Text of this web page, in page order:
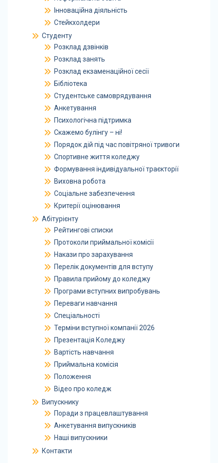
Інноваційна діяльність
Стейкхолдери
Студенту
Розклад дзвінків
Розклад занять
Розклад екзаменаційної сесії
Бібліотека
Студентське самоврядування
Анкетування
Психологічна підтримка
Скажемо булінгу – ні!
Порядок дій під час повітряної тривоги
Спортивне життя коледжу
Формування індивідуальної траєкторії
Виховна робота
Соціальне забезпечення
Критерії оцінювання
Абітурієнту
Рейтингові списки
Протоколи приймальної комісії
Накази про зарахування
Перелік документів для вступу
Правила прийому до коледжу
Програми вступних випробувань
Переваги навчання
Спеціальності
Терміни вступної компанії 2026
Презентація Коледжу
Вартість навчання
Приймальна комісія
Положення
Відео про коледж
Випускнику
Поради з працевлаштування
Анкетування випускників
Наші випускники
Контакти